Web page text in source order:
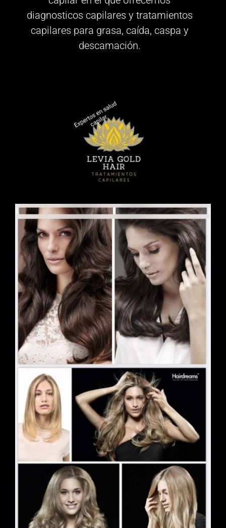
diagnosticos capilares y tratamientos
capilares para grasa, caída, caspa y
descamación.